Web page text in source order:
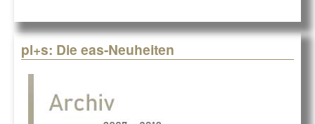
pl+s: Die eas-Neuheiten